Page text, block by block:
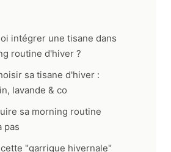
intégrer une tisane dans
routine d'hiver ?
sa tisane d'hiver :
lavande & co
sa morning routine
pas
"garrigue hivernale"